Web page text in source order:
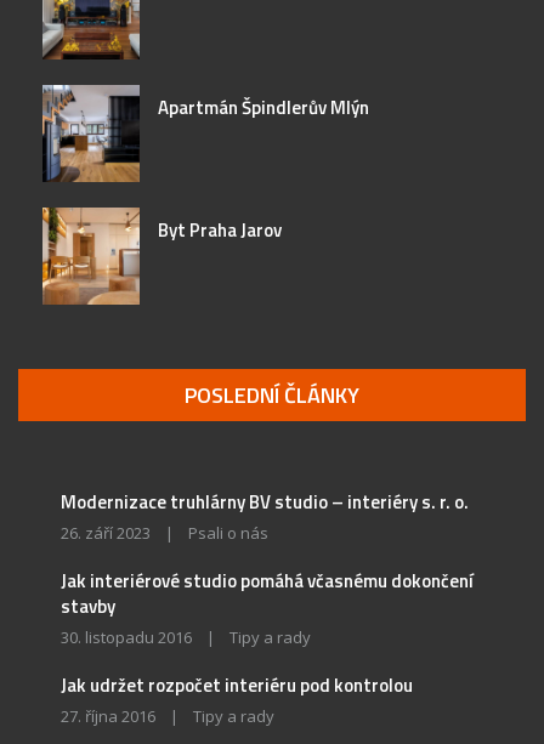
Apartmán Špindlerův Mlýn
Byt Praha Jarov
POSLEDNÍ ČLÁNKY
Modernizace truhlárny BV studio – interiéry s. r. o.
26. září 2023 | Psali o nás
Jak interiérové studio pomáhá včasnému dokončení
stavby
30. listopadu 2016 | Tipy a rady
Jak udržet rozpočet interiéru pod kontrolou
27. října 2016 | Tipy a rady